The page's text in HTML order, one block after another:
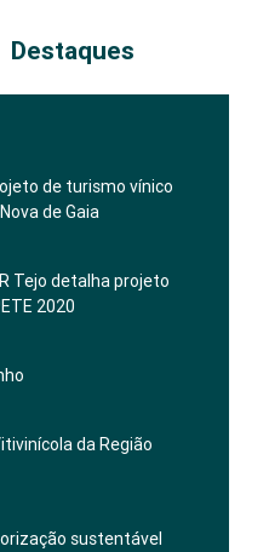
Destaques
de turismo vínico
de Gaia
Tejo detalha projeto
2020
da Região
sustentável